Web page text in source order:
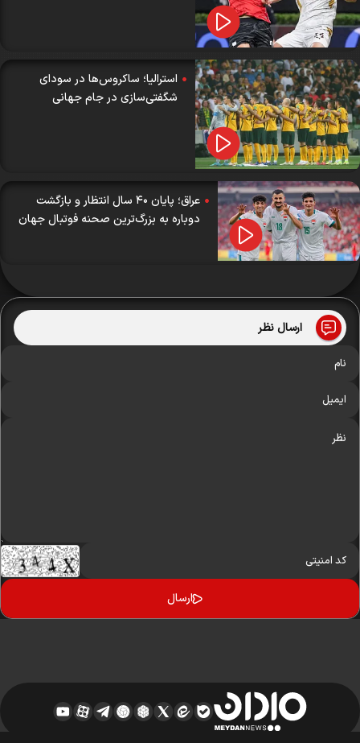
استرالیا؛ ساکروس‌ها در سودای
شگفتی‌سازی در جام جهانی
عراق؛ پایان ۴۰ سال انتظار و بازگشت
دوباره به بزرگ‌ترین صحنه فوتبال جهان
ارسال نظر